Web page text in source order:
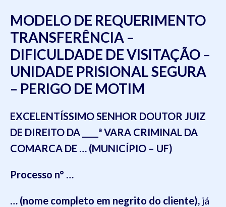
MODELO DE REQUERIMENTO
TRANSFERÊNCIA –
DIFICULDADE DE VISITAÇÃO –
UNIDADE PRISIONAL SEGURA
– PERIGO DE MOTIM
EXCELENTÍSSIMO SENHOR DOUTOR JUIZ
DE DIREITO DA ____ª VARA CRIMINAL DA
COMARCA DE … (MUNICÍPIO – UF)
Processo n° …
… (nome completo em negrito do cliente), já